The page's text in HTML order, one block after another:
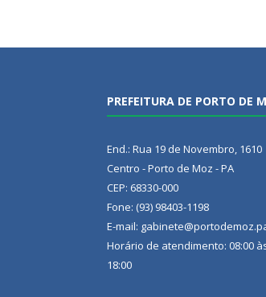
PREFEITURA DE PORTO DE
End.: Rua 19 de Novembro, 1610
Centro - Porto de Moz - PA
CEP: 68330-000
Fone: (93) 98403-1198
E-mail:
Horário de atendimento: 08:00
18:00